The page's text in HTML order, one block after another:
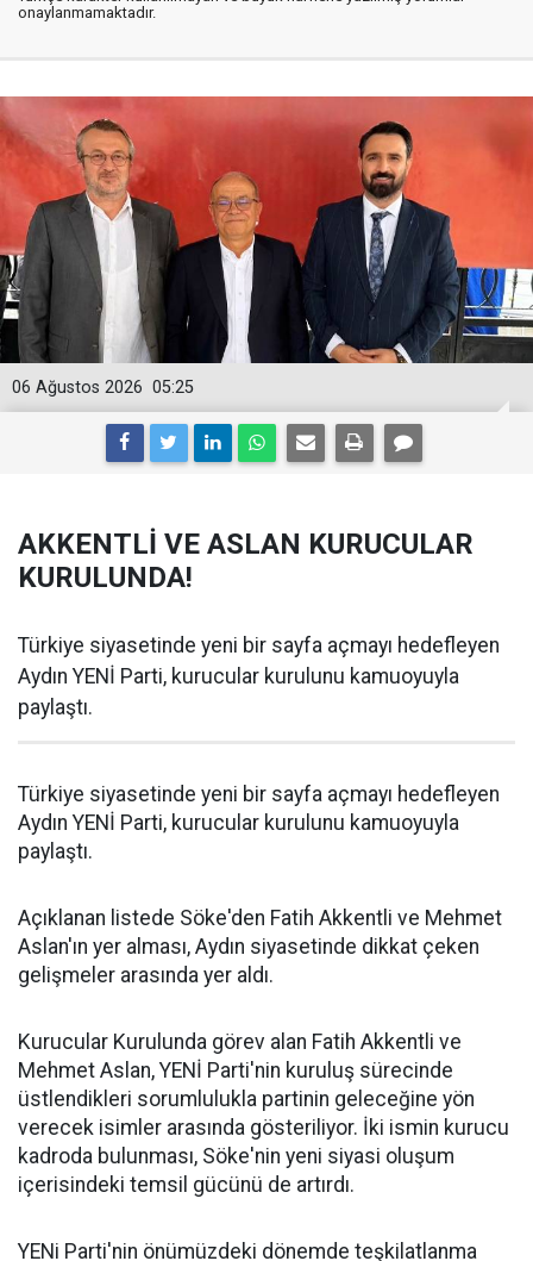
onaylanmamaktadır.
05:25
06 Ağustos 2026
AKKENTLİ VE ASLAN KURUCULAR
KURULUNDA!
Türkiye siyasetinde yeni bir sayfa açmayı hedefleyen
Aydın YENİ Parti, kurucular kurulunu kamuoyuyla
paylaştı.
Türkiye siyasetinde yeni bir sayfa açmayı hedefleyen
Aydın YENİ Parti, kurucular kurulunu kamuoyuyla
paylaştı.
Açıklanan listede Söke'den Fatih Akkentli ve Mehmet
Aslan'ın yer alması, Aydın siyasetinde dikkat çeken
gelişmeler arasında yer aldı.
Kurucular Kurulunda görev alan Fatih Akkentli ve
Mehmet Aslan, YENİ Parti'nin kuruluş sürecinde
üstlendikleri sorumlulukla partinin geleceğine yön
verecek isimler arasında gösteriliyor. İki ismin kurucu
kadroda bulunması, Söke'nin yeni siyasi oluşum
içerisindeki temsil gücünü de artırdı.
YENi Parti'nin önümüzdeki dönemde teşkilatlanma